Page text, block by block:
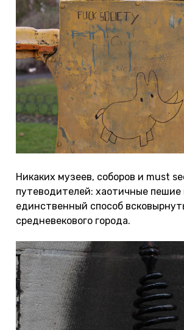
Никаких музеев, соборов и must
путеводителей: хаотичные пешие
единственный способ
средневекового города.